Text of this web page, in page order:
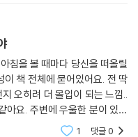
침을 볼 때마다 당신을 떠올릴
책 전체에 묻어있어요. 전 딱
오히려 더 몰입이 되는 느낌..
아요. 주변에 우울한 분이 있어
체와 전체적인 스토리라인이
1 댓글0